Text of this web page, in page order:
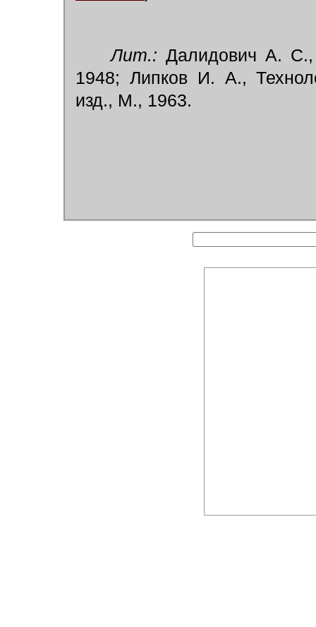
Лит.: Далидович А.
1948; Липков И. А.,
изд., М., 1963.